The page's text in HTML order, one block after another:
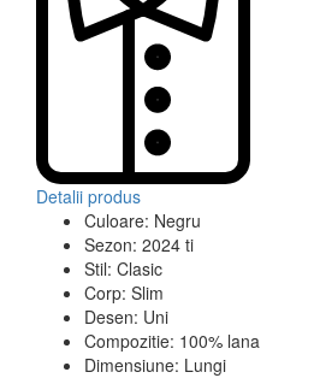
Detalii produs
Culoare: Negru
Sezon: 2024 ti
Stil: Clasic
Corp: Slim
Desen: Uni
Compozitie: 100% lana
Dimensiune: Lungi